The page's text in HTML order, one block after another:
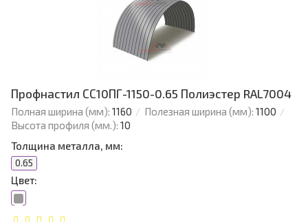
Профнастил СС10ПГ-1150-0.65 Полиэстер RAL7004
Полная ширина (мм): 1160 Полезная ширина (мм): 1100
Высота профиля (мм.): 10
Толщина металла, мм:
0.65
Цвет: